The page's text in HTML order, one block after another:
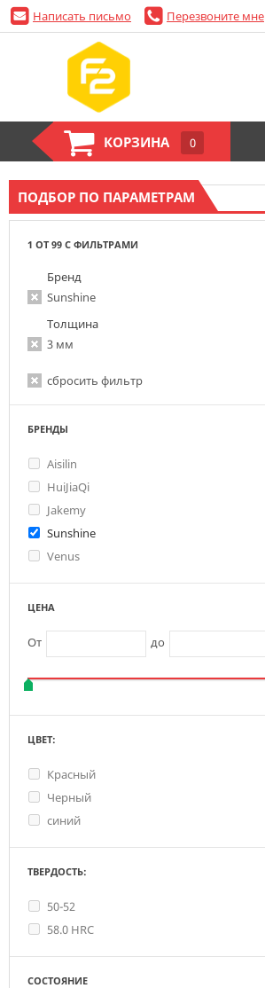
ПОДБОР ПО ПАРАМЕТРАМ
1 ОТ 99 С ФИЛЬТРАМИ
Бренд
Sunshine
Толщина
3 мм
сбросить фильтр
БРЕНДЫ
Aisilin
HuiJiaQi
Jakemy
Sunshine
Venus
ЦЕНА
От до
ЦВЕТ:
Красный
Черный
синий
ТВЕРДОСТЬ:
50-52
58.0 HRC
СОСТОЯНИЕ
Написать письмо Перезвоните мне
КОРЗИНА 0